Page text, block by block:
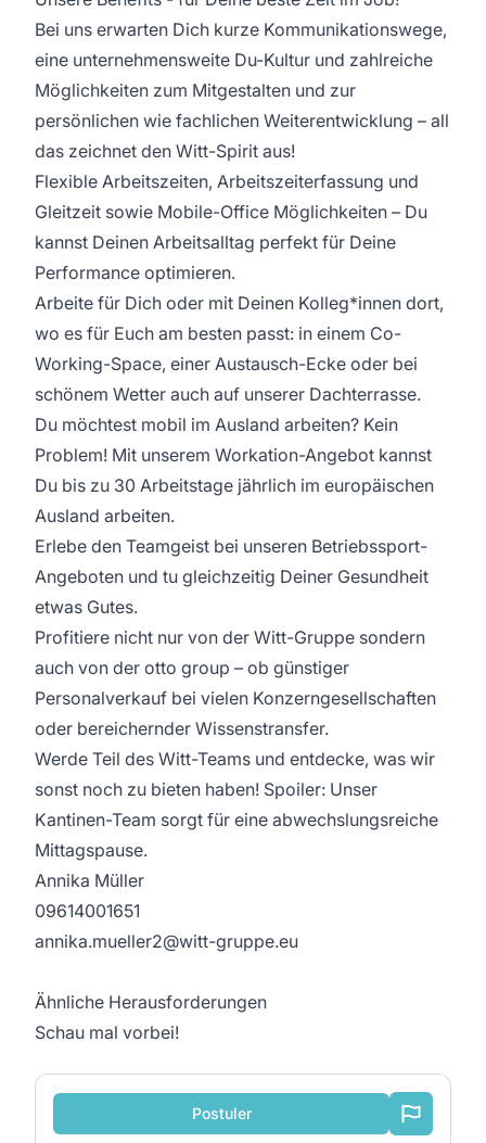
Bei uns erwarten Dich kurze Kommunikationswege,
eine unternehmensweite Du-Kultur und zahlreiche
Möglichkeiten zum Mitgestalten und zur
persönlichen wie fachlichen Weiterentwicklung – all
das zeichnet den Witt-Spirit aus!
Flexible Arbeitszeiten, Arbeitszeiterfassung und
Gleitzeit sowie Mobile-Office Möglichkeiten – Du
kannst Deinen Arbeitsalltag perfekt für Deine
Performance optimieren.
Arbeite für Dich oder mit Deinen Kolleg*innen dort,
wo es für Euch am besten passt: in einem Co-
Working-Space, einer Austausch-Ecke oder bei
schönem Wetter auch auf unserer Dachterrasse.
Du möchtest mobil im Ausland arbeiten? Kein
Problem! Mit unserem Workation-Angebot kannst
Du bis zu 30 Arbeitstage jährlich im europäischen
Ausland arbeiten.
Erlebe den Teamgeist bei unseren Betriebssport-
Angeboten und tu gleichzeitig Deiner Gesundheit
etwas Gutes.
Profitiere nicht nur von der Witt-Gruppe sondern
auch von der otto group – ob günstiger
Personalverkauf bei vielen Konzerngesellschaften
oder bereichernder Wissenstransfer.
Werde Teil des Witt-Teams und entdecke, was wir
sonst noch zu bieten haben! Spoiler: Unser
Kantinen-Team sorgt für eine abwechslungsreiche
Mittagspause.
Annika Müller
09614001651
annika.mueller2@witt-gruppe.eu
Ähnliche Herausforderungen
Schau mal vorbei!
Postuler